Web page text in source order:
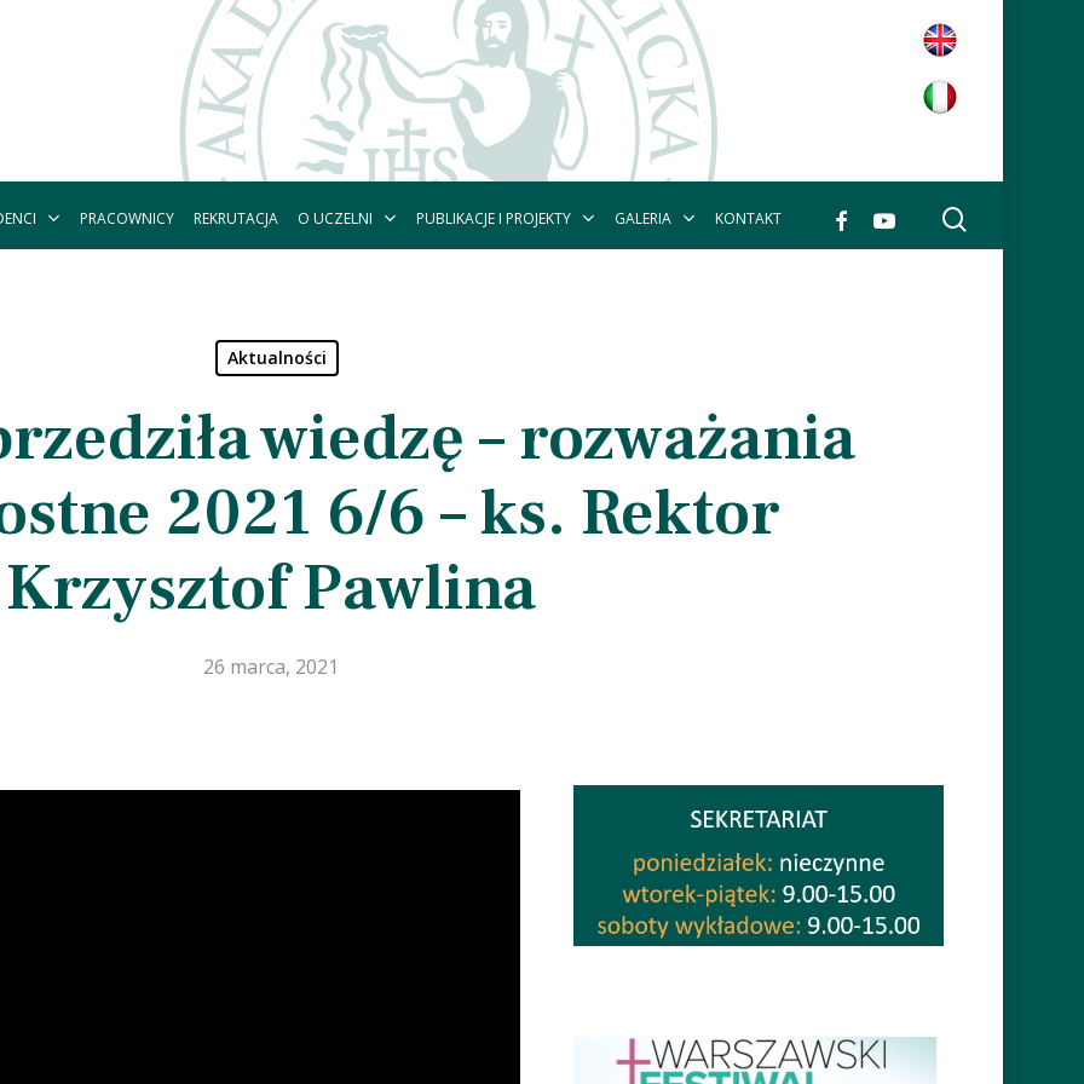
PRACOWNICY REKRUTACJA O UCZELNI PUBLIKACJE I PROJEKTY GALERIA KONTAKT facebookyoutube
Aktualności
wiedzę – rozważania
2021 6/6 – ks. Rektor
Krzysztof Pawlina
26 marca, 2021